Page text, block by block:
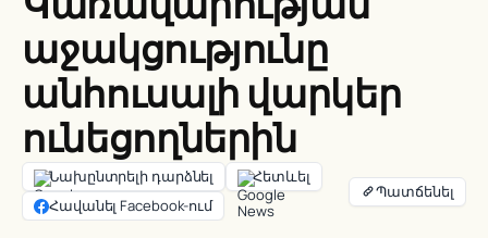
աջակցությունը
անհուսալի վարկեր
ունեցողներին
Նախընտրելի դարձնել
Հետևել
Հավանել Facebook-ում